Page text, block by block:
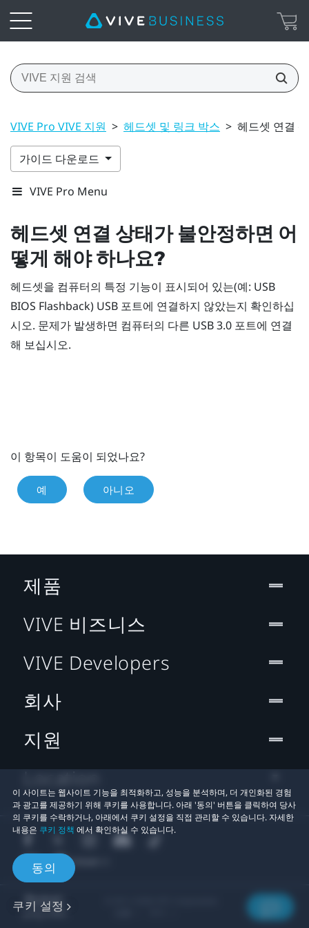
VIVE Pro VIVE 지원 > 헤드셋 및 링크 박스 > 헤드셋 연결
가이드 다운로드
VIVE Pro Menu
헤드셋 연결 상태가 불안정하면 어
떻게 해야 하나요?
헤드셋을 컴퓨터의 특정 기능이 표시되어 있는(예: USB
BIOS Flashback) USB 포트에 연결하지 않았는지 확인하십
시오. 문제가 발생하면 컴퓨터의 다른 USB 3.0 포트에 연결
해 보십시오.
이 항목이 도움이 되었나요?
예 아니오
이 사이트는 웹사이트 기능을 최적화하고, 성능을 분석하며, 더 개인화된 경험
과 광고를 제공하기 위해 쿠키를 사용합니다. 아래 '동의' 버튼을 클릭하여 당사
의 쿠키를 수락하거나, 아래에서 쿠키 설정을 직접 관리할 수 있습니다. 자세한
내용은 쿠키 정책 에서 확인하실 수 있습니다.
동의
쿠키 설정
제품
VIVE 비즈니스
VIVE Developers
회사
지원
Location